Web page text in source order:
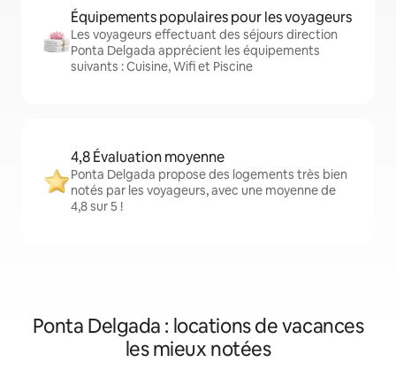
Équipements populaires pour les voyageurs
Les voyageurs effectuant des séjours direction
Ponta Delgada apprécient les équipements
suivants : Cuisine, Wifi et Piscine
4,8 Évaluation moyenne
Ponta Delgada propose des logements très bien
notés par les voyageurs, avec une moyenne de
4,8 sur 5 !
Ponta Delgada : locations de vacances
les mieux notées